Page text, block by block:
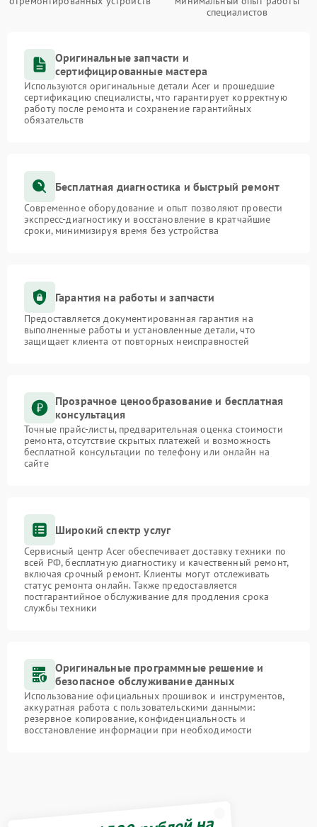
специалистов
Оригинальные запчасти и
сертифицированные мастера
Используются оригинальные детали Acer и прошедшие
сертификацию специалисты, что гарантирует корректную
работу после ремонта и сохранение гарантийных
обязательств
Бесплатная диагностика и быстрый ремонт
Современное оборудование и опыт позволяют провести
экспресс-диагностику и восстановление в кратчайшие
сроки, минимизируя время без устройства
Гарантия на работы и запчасти
Предоставляется документированная гарантия на
выполненные работы и установленные детали, что
защищает клиента от повторных неисправностей
Прозрачное ценообразование и бесплатная
консультация
Точные прайс-листы, предварительная оценка стоимости
ремонта, отсутствие скрытых платежей и возможность
бесплатной консультации по телефону или онлайн на
сайте
Широкий спектр услуг
Сервисный центр Acer обеспечивает доставку техники по
всей РФ, бесплатную диагностику и качественный ремонт,
включая срочный ремонт. Клиенты могут отслеживать
статус ремонта онлайн. Также предоставляется
постгарантийное обслуживание для продления срока
службы техники
Оригинальные программные решение и
безопасное обслуживание данных
Использование официальных прошивок и инструментов,
аккуратная работа с пользовательскими данными:
резервное копирование, конфиденциальность и
восстановление информации при необходимости